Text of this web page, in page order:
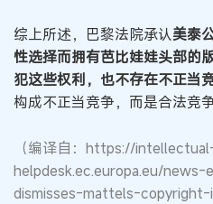
综上所述，巴黎法院承认美泰
性选择而拥有芭比娃娃头部的
犯这些权利，也不存在不正当
构成不正当竞争，而是合法竞争
（编译自：https://
helpdesk.ec.europa.eu/
dismisses-mattels-